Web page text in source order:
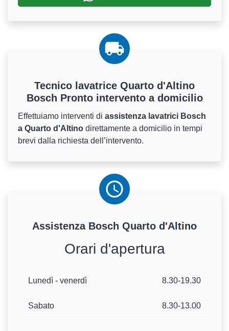
Tecnico lavatrice Quarto d'Altino
Bosch Pronto intervento a domicilio
Effettuiamo interventi di assistenza lavatrici Bosch
a Quarto d'Altino direttamente a domicilio in tempi
brevi dalla richiesta dell’intervento.
Assistenza Bosch Quarto d'Altino
Orari d'apertura
Lunedì - venerdì 8.30-19.30
Sabato 8.30-13.00